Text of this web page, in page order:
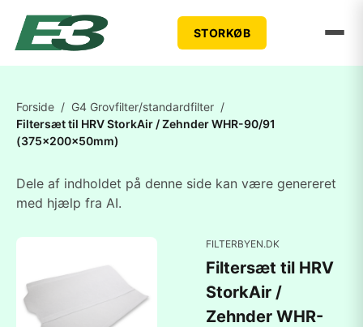
STORKØB
Forside / G4 Grovfilter/standardfilter /
Filtersæt til HRV StorkAir / Zehnder WHR-90/91
(375x200x50mm)
Dele af indholdet på denne side kan være genereret
med hjælp fra AI.
FILTERBYEN.DK
Filtersæt til HRV
StorkAir /
Zehnder WHR-